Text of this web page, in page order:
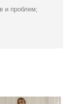
и проблем;